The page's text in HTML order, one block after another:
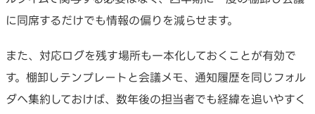
に同席するだけでも情報の偏りを減らせます。
また、対応ログを残す場所も一本化しておくことが有効で
す。棚卸しテンプレートと会議メモ、通知履歴を同じフォル
ダへ集約しておけば、数年後の担当者でも経緯を追いやすく